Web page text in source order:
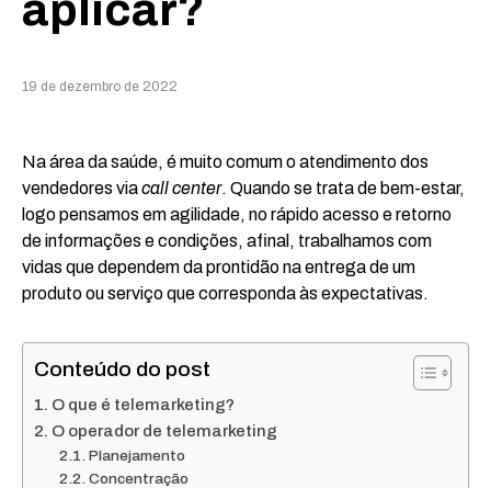
19 de dezembro de 2022
Na área da saúde, é muito comum o atendimento dos
vendedores viacall center. Quando se trata de bem-estar,
logo pensamos em agilidade, no rápido acesso e retorno
de informações e condições, afinal, trabalhamos com
vidas que dependem da prontidão na entrega de um
produto ou serviço que corresponda às expectativas.
Conteúdo do post
O que é telemarketing?
O operador de telemarketing
Planejamento
Concentração